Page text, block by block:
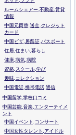
ルームシェアー,不動産,賃貸
情報
中国元両替,送金,クレジット
カード
中国ビザ,居留証,パスポート
住居,住まい,暮らし
健康,病気,病院
資格,スクール,学び
趣味,コレクション
中国電話,携帯電話,通信
中国留学,学校口コミ
中国芸能,音楽,エンターテイメ
ント
中国イベント,コンサート
中国女性タレント,アイドル